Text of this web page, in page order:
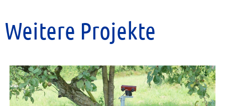
Weitere Projekte